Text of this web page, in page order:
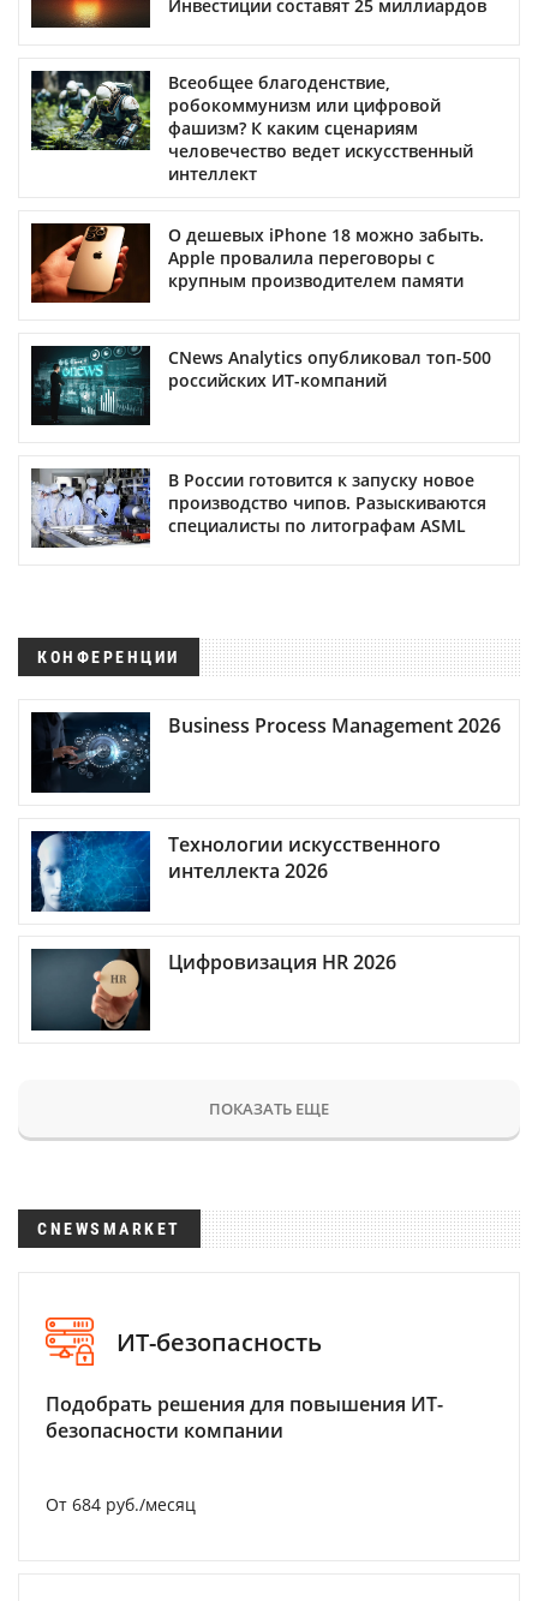
Инвестиции составят 25 миллиардов
Всеобщее благоденствие,
робокоммунизм или цифровой
фашизм? К каким сценариям
человечество ведет искусственный
интеллект
О дешевых iPhone 18 можно забыть.
Apple провалила переговоры с
крупным производителем памяти
CNews Analytics опубликовал топ-500
российских ИТ-компаний
В России готовится к запуску новое
производство чипов. Разыскиваются
специалисты по литографам ASML
КОНФЕРЕНЦИИ
Business Process Management 2026
Технологии искусственного
интеллекта 2026
Цифровизация HR 2026
ПОКАЗАТЬ ЕЩЕ
CNEWSMARKET
ИТ-безопасность
Подобрать решения для повышения ИТ-
безопасности компании
От 684 руб./месяц